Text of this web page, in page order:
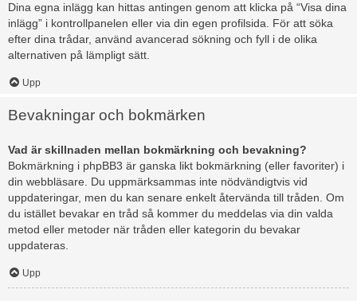
Dina egna inlägg kan hittas antingen genom att klicka på “Visa dina
inlägg” i kontrollpanelen eller via din egen profilsida. För att söka
efter dina trådar, använd avancerad sökning och fyll i de olika
alternativen på lämpligt sätt.
Upp
Bevakningar och bokmärken
Vad är skillnaden mellan bokmärkning och bevakning?
Bokmärkning i phpBB3 är ganska likt bokmärkning (eller favoriter) i
din webbläsare. Du uppmärksammas inte nödvändigtvis vid
uppdateringar, men du kan senare enkelt återvända till tråden. Om
du istället bevakar en tråd så kommer du meddelas via din valda
metod eller metoder när tråden eller kategorin du bevakar
uppdateras.
Upp